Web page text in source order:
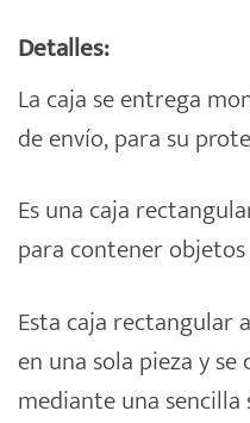
Detalles:
La caja se entrega
de envío, para su
Es una caja
para contener objetos
Esta caja rectangular
en una sola pieza y
mediante una sencilla